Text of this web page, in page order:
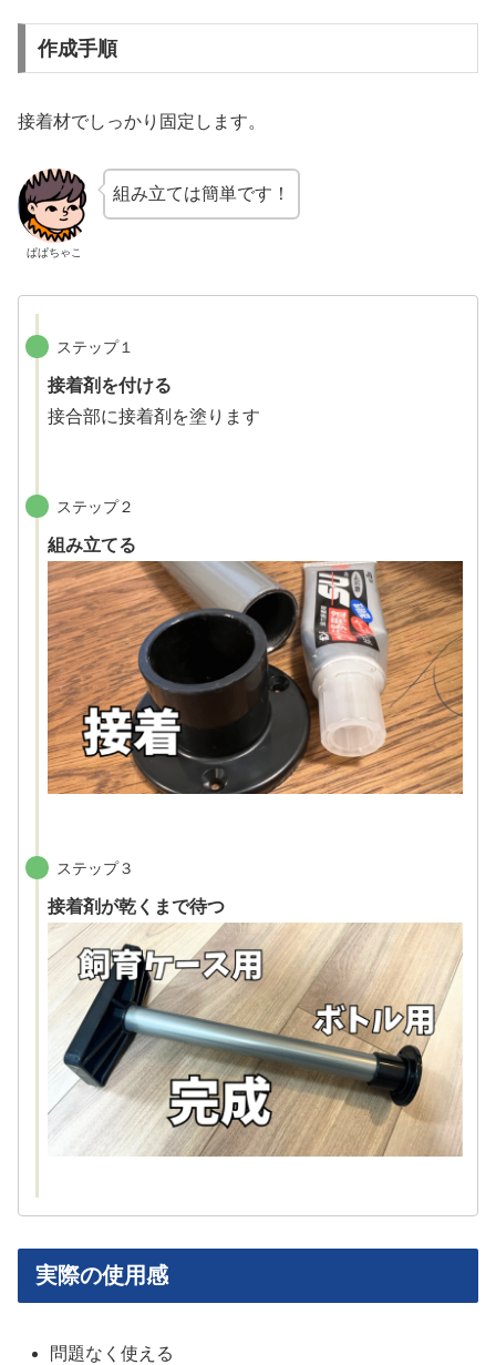
作成手順
接着材でしっかり固定します。
ぱぱちゃこ
組み立ては簡単です！
ステップ１
接着剤を付ける
接合部に接着剤を塗ります
ステップ２
組み立てる
ステップ３
接着剤が乾くまで待つ
実際の使用感
問題なく使える